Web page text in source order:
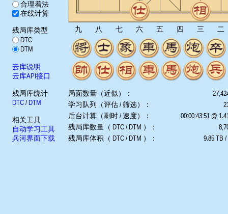
合理着法
在线计算
残局库类型
DTC
DTM
云库说明
云库API接口
残局库统计
DTC/ DTM
相关工具
自动学习工具
兵河界面下载
九 八 七 六 五 四 三 二
局面数量（近似）：
学习队列（评估 / 筛选）：
后台计算（剩时 / 速度）：
00:00:43:51 @
残局库数量（ DTC / DTM ）：
残局库体积（ DTC / DTM ）：
9.85 TB